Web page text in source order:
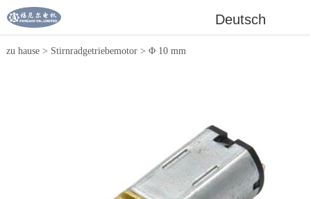
Deutsch
zu hause> Stirnradgetriebemotor> Φ 10 mm